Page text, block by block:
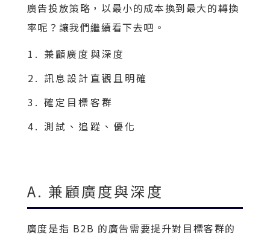
廣告投放策略，以最小的成本換到最大的轉換
率呢？讓我們繼續看下去吧。
兼顧廣度與深度
訊息設計直觀且明確
確定目標客群
測試、追蹤、優化
A. 兼顧廣度與深度
廣度是指 B2B 的廣告需要提升對目標客群的